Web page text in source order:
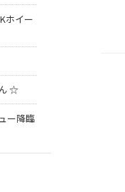
ホイー
☆
ー降臨